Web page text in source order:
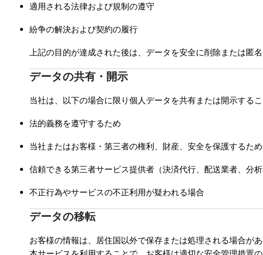
適用される法律および規制の遵守
紛争の解決および契約の履行
上記の目的が達成された後は、データを安全に削除または匿名
データの共有・開示
当社は、以下の場合に限り個人データを共有または開示する
法的義務を遵守するため
当社またはお客様・第三者の権利、財産、安全を保護するため
信頼できる第三者サービス提供者（決済代行、配送業者、分
不正行為やサービスの不正利用が疑われる場合
データの移転
お客様の情報は、居住国以外で保存または処理される場合があ